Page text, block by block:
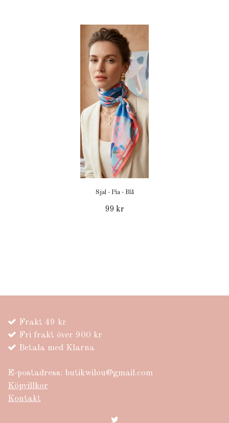
Sjal - Pia - Blå
99 kr
Frakt 49 kr
Fri frakt över 900 kr
Betala med Klarna
E-postadress: butikwilou@gmail.com
Köpvillkor
Kontakt